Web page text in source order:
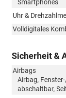
Smartphones
Uhr &
Volldigitales
Sicherheit &
Airbags
Airbag,
abschaltbar,